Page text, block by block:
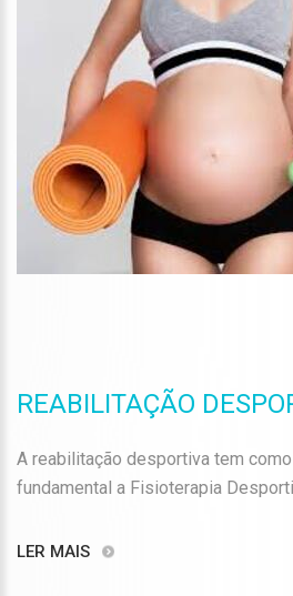
REABILITAÇÃO
A reabilitação desportiva tem
fundamental a Fisioterapia
LER MAIS